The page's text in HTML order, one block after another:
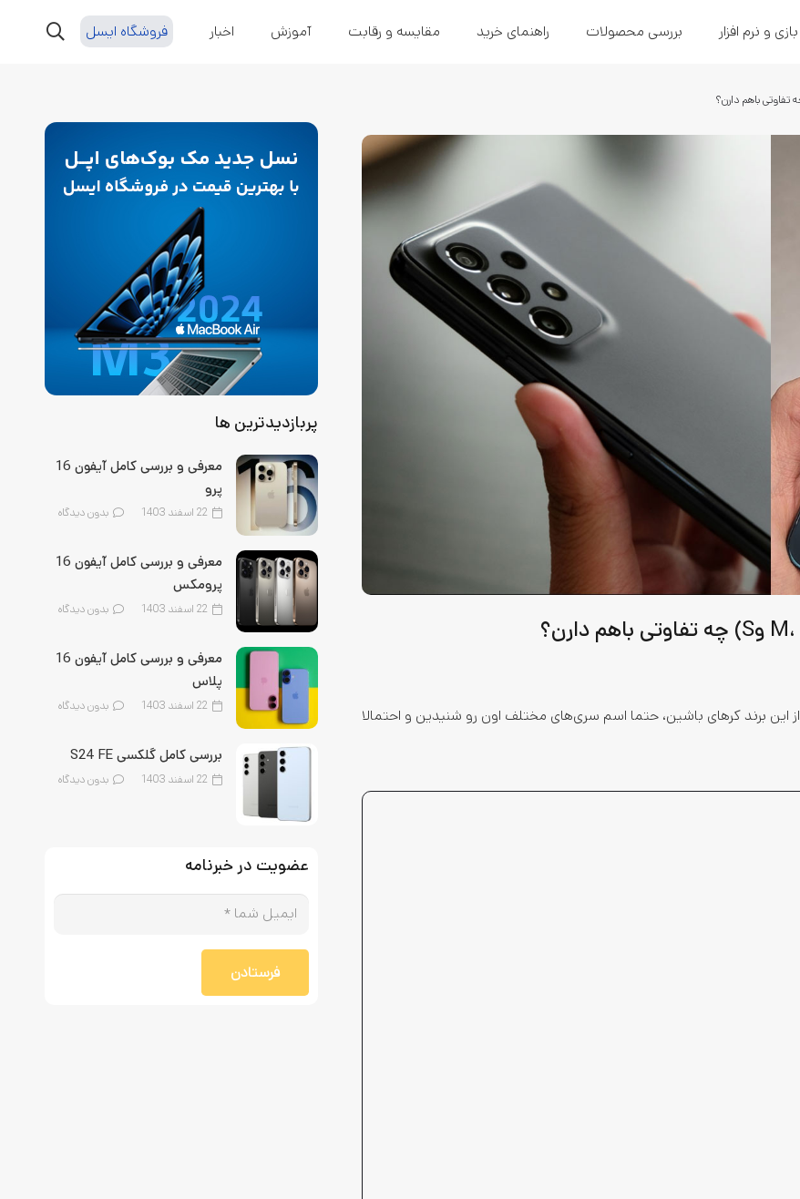
و نرم افزار بررسی محصولات راهنمای خرید مقایسه و رقابت آموزش اخبار فروشگاه ایسل
برند کره­ای باشین، حتما اسم سری­‌های مختلف اون رو شنیدین و احتمالا
پربازدیدترین ها
معرفی و بررسی کامل آیفون 16
پرو
22 اسفند 1403 بدون دیدگاه
معرفی و بررسی کامل آیفون 16
پرومکس
22 اسفند 1403 بدون دیدگاه
معرفی و بررسی کامل آیفون 16
پلاس
22 اسفند 1403 بدون دیدگاه
بررسی کامل گلکسی S24 FE
22 اسفند 1403 بدون دیدگاه
عضویت در خبرنامه
فرستادن